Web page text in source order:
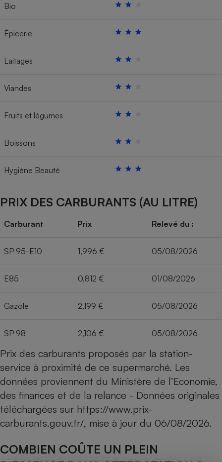
Bio
Épicerie
Laitages
Viandes
Fruits et légumes
Boissons
Hygiène Beauté
PRIX DES CARBURANTS (AU LITRE)
Carburant Prix Relevé du :
SP 95-E10 1,996 € 05/08/2026
E85 0,812 € 01/08/2026
Gazole 2,199 € 05/08/2026
SP 98 2,106 € 05/08/2026
Prix des carburants proposés par la station-
service à proximité de ce supermarché. Les
données proviennent du Ministère de l’Economie,
des finances et de la relance - Données originales
téléchargées sur https://www.prix-
carburants.gouv.fr/, mise à jour du 06/08/2026.
COMBIEN COÛTE UN PLEIN